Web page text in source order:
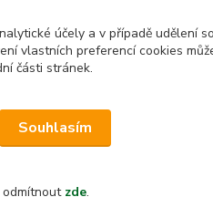
web. Jakékoliv užití
zakázáno.
účely a v případě udělení
vlastních preferencí cookies
části stránek.
Souhlasím
odmítnout zde.